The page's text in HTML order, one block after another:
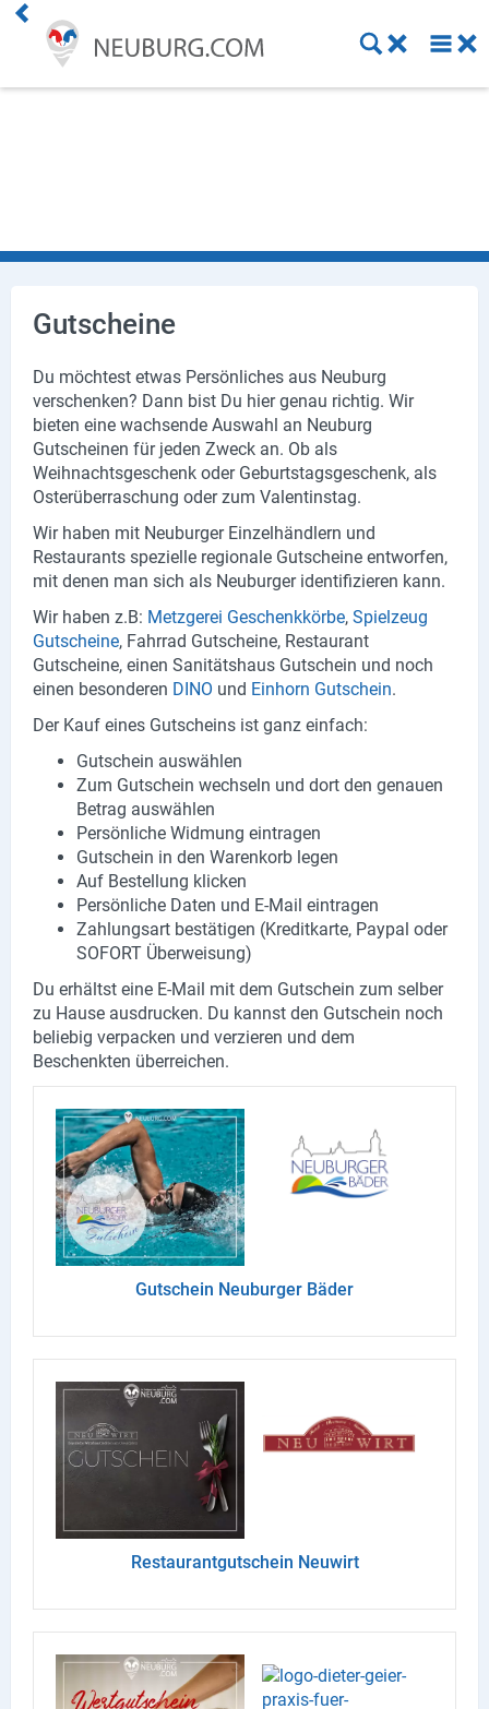
Gutscheine
Du möchtest etwas Persönliches aus Neuburg
verschenken? Dann bist Du hier genau richtig. Wir
bieten eine wachsende Auswahl an Neuburg
Gutscheinen für jeden Zweck an. Ob als
Weihnachtsgeschenk oder Geburtstagsgeschenk, als
Osterüberraschung oder zum Valentinstag.
Wir haben mit Neuburger Einzelhändlern und
Restaurants spezielle regionale Gutscheine entworfen,
mit denen man sich als Neuburger identifizieren kann.
Wir haben z.B: Metzgerei Geschenkkörbe, Spielzeug
Gutscheine, Fahrrad Gutscheine, Restaurant
Gutscheine, einen Sanitätshaus Gutschein und noch
einen besonderen DINO und Einhorn Gutschein.
Der Kauf eines Gutscheins ist ganz einfach:
Gutschein auswählen
Zum Gutschein wechseln und dort den genauen
Betrag auswählen
Persönliche Widmung eintragen
Gutschein in den Warenkorb legen
Auf Bestellung klicken
Persönliche Daten und E-Mail eintragen
Zahlungsart bestätigen (Kreditkarte, Paypal oder
SOFORT Überweisung)
Du erhältst eine E-Mail mit dem Gutschein zum selber
zu Hause ausdrucken. Du kannst den Gutschein noch
beliebig verpacken und verzieren und dem
Beschenkten überreichen.
Gut­schein Neu­bur­ger Bäder
Re­stau­rant­gut­schein Neu­wirt
Dienstleistung
Gesundheit
Stellenanzeigen
Online Shops
Lieferdienste
Premium
Angebote
Aktuelles
Magazine
Veranstaltungen
Service
Branchen
Marken
Produktgruppen
Partner
Firmen
Kontaktseite
Newsletter
Datenschutz
Facebook